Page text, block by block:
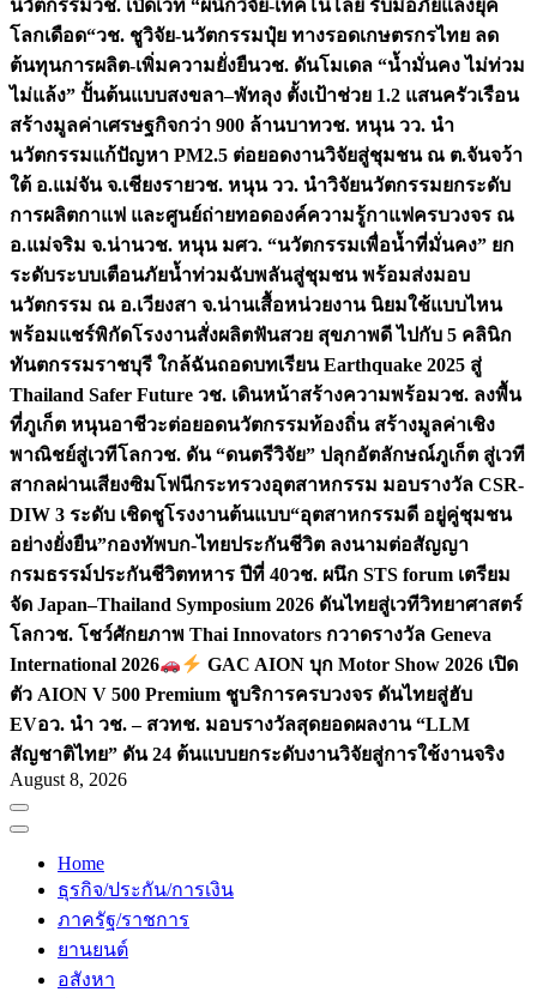
นวัตกรรมวช. เปิดเวที “ผนึกวิจัย-เทคโนโลยี รับมือภัยแล้งยุค
โลกเดือด“วช. ชูวิจัย-นวัตกรรมปุ๋ย ทางรอดเกษตรกรไทย ลด
ต้นทุนการผลิต-เพิ่มความยั่งยืนวช. ดันโมเดล “น้ำมั่นคง ไม่ท่วม
ไม่แล้ง” ปั้นต้นแบบสงขลา–พัทลุง ตั้งเป้าช่วย 1.2 แสนครัวเรือน
สร้างมูลค่าเศรษฐกิจกว่า 900 ล้านบาทวช. หนุน วว. นำ
นวัตกรรมแก้ปัญหา PM2.5 ต่อยอดงานวิจัยสู่ชุมชน ณ ต.จันจว้า
ใต้ อ.แม่จัน จ.เชียงรายวช. หนุน วว. นำวิจัยนวัตกรรมยกระดับ
การผลิตกาแฟ และศูนย์ถ่ายทอดองค์ความรู้กาแฟครบวงจร ณ
อ.แม่จริม จ.น่านวช. หนุน มศว. “นวัตกรรมเพื่อน้ำที่มั่นคง” ยก
ระดับระบบเตือนภัยน้ำท่วมฉับพลันสู่ชุมชน พร้อมส่งมอบ
นวัตกรรม ณ อ.เวียงสา จ.น่านเสื้อหน่วยงาน นิยมใช้แบบไหน
พร้อมแชร์พิกัดโรงงานสั่งผลิตฟันสวย สุขภาพดี ไปกับ 5 คลินิก
ทันตกรรมราชบุรี ใกล้ฉันถอดบทเรียน Earthquake 2025 สู่
Thailand Safer Future วช. เดินหน้าสร้างความพร้อมวช. ลงพื้น
ที่ภูเก็ต หนุนอาชีวะต่อยอดนวัตกรรมท้องถิ่น สร้างมูลค่าเชิง
พาณิชย์สู่เวทีโลกวช. ดัน “ดนตรีวิจัย” ปลุกอัตลักษณ์ภูเก็ต สู่เวที
สากลผ่านเสียงซิมโฟนีกระทรวงอุตสาหกรรม มอบรางวัล CSR-
DIW 3 ระดับ เชิดชูโรงงานต้นแบบ“อุตสาหกรรมดี อยู่คู่ชุมชน
อย่างยั่งยืน”กองทัพบก-ไทยประกันชีวิต ลงนามต่อสัญญา
กรมธรรม์ประกันชีวิตทหาร ปีที่ 40วช. ผนึก STS forum เตรียม
จัด Japan–Thailand Symposium 2026 ดันไทยสู่เวทีวิทยาศาสตร์
โลกวช. โชว์ศักยภาพ Thai Innovators กวาดรางวัล Geneva
International 2026
GAC AION บุก Motor Show 2026 เปิด
ตัว AION V 500 Premium ชูบริการครบวงจร ดันไทยสู่ฮับ
EVอว. นำ วช. – สวทช. มอบรางวัลสุดยอดผลงาน “LLM
สัญชาติไทย” ดัน 24 ต้นแบบยกระดับงานวิจัยสู่การใช้งานจริง
August 8, 2026
Home
ธุรกิจ/ประกัน/การเงิน
ภาครัฐ/ราชการ
ยานยนต์
อสังหา